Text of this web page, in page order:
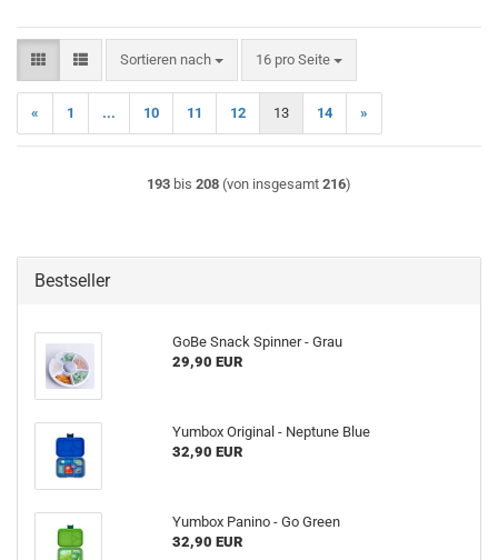
Sortieren nach
Sortieren nach 16 pro Seite
pro Seite
« 1 ... 10 11 12 13 14 »
193 bis 208 (von insgesamt 216)
Bestseller
GoBe Snack Spinner - Grau
29,90 EUR
Yumbox Original - Neptune Blue
32,90 EUR
Yumbox Panino - Go Green
32,90 EUR